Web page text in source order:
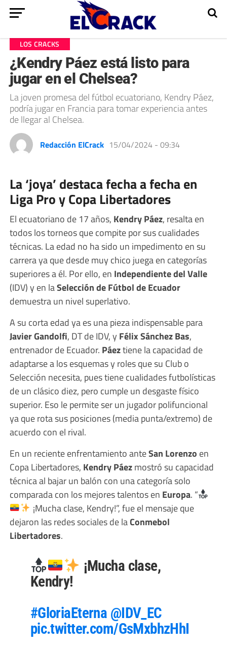
LOS CRACKS
¿Kendry Páez está listo para
jugar en el Chelsea?
La joven promesa del fútbol ecuatoriano, Kendry Páez,
podría jugar en Francia para tomar experiencia antes
de llegar al Chelsea.
Redacción ElCrack 15/04/2024 - 09:34
La ‘joya’ destaca fecha a fecha en
Liga Pro y Copa Libertadores
El ecuatoriano de 17 años, Kendry Páez, resalta en
todos los torneos que compite por sus cualidades
técnicas. La edad no ha sido un impedimento en su
carrera ya que desde muy chico juega en categorías
superiores a él. Por ello, en Independiente del Valle
(IDV) y en laSelección de Fútbol de Ecuador
demuestra un nivel superlativo.
A su corta edad ya es una pieza indispensable para
Javier Gandolfi, DT de IDV, y Félix Sánchez Bas,
entrenador de Ecuador. Páeztiene la capacidad de
adaptarse a los esquemas y roles que su Club o
Selección necesita, pues tiene cualidades futbolísticas
de un clásico diez, pero cumple un desgaste físico
superior. Eso le permite ser un jugador polifuncional
ya que rota sus posiciones (media punta/extremo) de
acuerdo con el rival.
En un reciente enfrentamiento anteSan Lorenzo en
Copa Libertadores, Kendry Páezmostró su capacidad
técnica al bajar un balón con una categoría solo
comparada con los mejores talentos en Europa. “
¡Mucha clase, Kendry!”, fue el mensaje que
dejaron las redes sociales de laConmebol
Libertadores.
¡Mucha clase,
Kendry!
#GloriaEterna @IDV_EC
pic.twitter.com/GsMxbhzHhI